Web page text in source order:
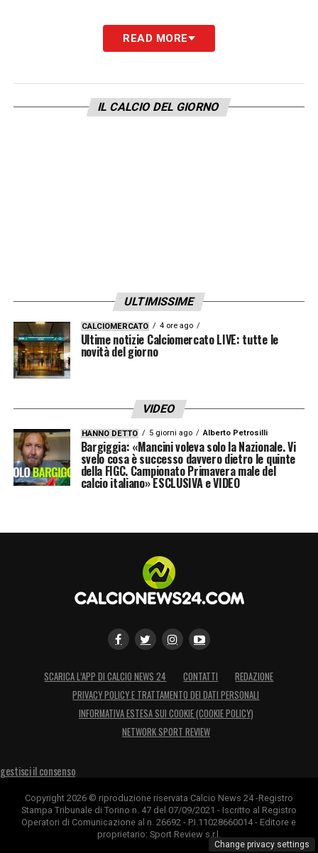
READ MORE
IL CALCIO DEL GIORNO
ULTIMISSIME
CALCIOMERCATO 4 ore ago
Ultime notizie Calciomercato LIVE: tutte le
novità del giorno
VIDEO
HANNO DETTO 5 giorni ago Alberto Petrosilli
Bargiggia: «Mancini voleva solo la Nazionale. Vi
svelo cosa è successo davvero dietro le quinte
della FIGC. Campionato Primavera male del
calcio italiano» ESCLUSIVA e VIDEO
SCARICA L’APP DI CALCIO NEWS 24 CONTATTI
REDAZIONE
PRIVACY POLICY E TRATTAMENTO DEI DATI PERSONALI
INFORMATIVA ESTESA SUI COOKIE (COOKIE POLICY)
NETWORK SPORT REVIEW
gestisci il consenso
Copyright 2026 © riproduzione riservata Calcio News 24 -Registro
Stampa Tribunale di Torino n. 47 del 07/09/2021 - Iscritto al Registro
Operatori di Comunicazione al n. 26692 - P.I.11028660014 - Editore e
proprietario: Sport Review s.r.l.
Change privacy settings